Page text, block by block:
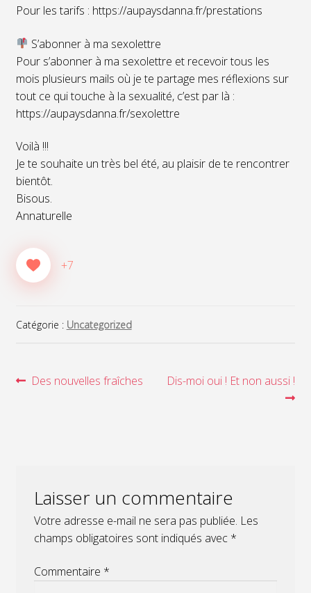
Pour les tarifs : https://aupaysdanna.fr/prestations
S’abonner à ma sexolettre
Pour s’abonner à ma sexolettre et recevoir tous les
mois plusieurs mails où je te partage mes réflexions sur
tout ce qui touche à la sexualité, c’est par là :
https://aupaysdanna.fr/sexolettre
Voilà !!!
Je te souhaite un très bel été, au plaisir de te rencontrer
bientôt.
Bisous.
Annaturelle
+7
Catégorie : Uncategorized
Navigation
Article
Des nouvelles fraîches
Article
Dis-moi oui ! Et non aussi !
Laisser un commentaire
Votre adresse e-mail ne sera pas publiée. Les
champs obligatoires sont indiqués avec *
Commentaire *